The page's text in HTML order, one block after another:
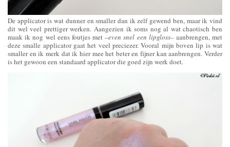
De applicator is wat dunner en smaller dan ik zelf gewend ben, maar ik vind
dit wel veel prettiger werken. Aangezien ik soms nog al wat chaotisch ben
maak ik nog wel eens foutjes met –even snel een lipgloss– aanbrengen, met
deze smalle applicator gaat het veel preciezer. Vooral mijn boven lip is wat
smaller en ik merk dat ik hier mee het beter en fijner kan aanbrengen. Verder
is het gewoon een standaard applicator die goed zijn werk doet.